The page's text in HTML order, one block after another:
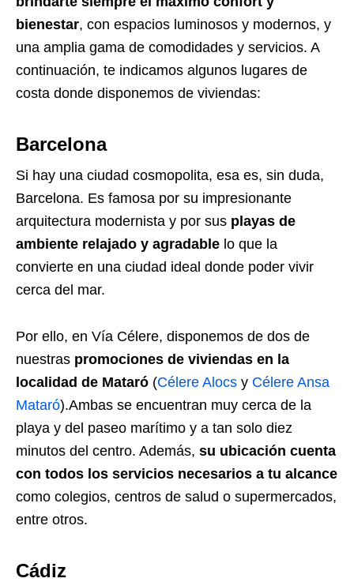
bienestar, con espacios luminosos y modernos, y
una amplia gama de comodidades y servicios. A
continuación, te indicamos algunos lugares de
costa donde disponemos de viviendas:
Barcelona
Si hay una ciudad cosmopolita, esa es, sin duda,
Barcelona. Es famosa por su impresionante
arquitectura modernista y por sus playas de
ambiente relajado y agradable lo que la
convierte en una ciudad ideal donde poder vivir
cerca del mar.
Por ello, en Vía Célere, disponemos de dos de
nuestras promociones de viviendas en la
localidad de Mataró (Célere Alocs y Célere Ansa
Mataró).Ambas se encuentran muy cerca de la
playa y del paseo marítimo y a tan solo diez
minutos del centro. Además, su ubicación cuenta
con todos los servicios necesarios a tu alcance
como colegios, centros de salud o supermercados,
entre otros.
Cádiz